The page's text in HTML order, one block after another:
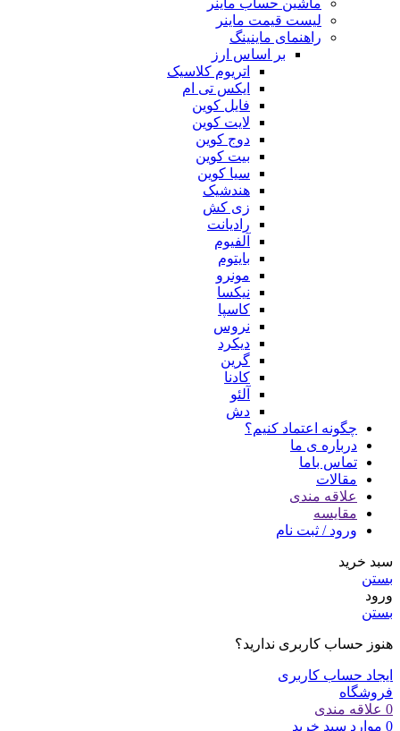
ماشین حساب ماینر
لیست قیمت ماینر
راهنمای ماینینگ
بر اساس ارز
اتریوم کلاسیک
ایکس تی ام
فایل کوین
لایت کوین
دوج کوین
بیت کوین
سیا کوین
هندشیک
زی کش
رادیانت
آلفیوم
بایتوم
مونرو
نیکسا
کاسپا
نروس
دیکرد
گرین
کادنا
آلئو
دش
چگونه اعتماد کنیم؟
درباره ی ما
تماس باما
مقالات
علاقه مندی
مقایسه
ورود / ثبت نام
سبد خرید
بستن
ورود
بستن
هنوز حساب کاربری ندارید؟
ایجاد حساب کاربری
فروشگاه
0 علاقه مندی
0 موارد سبد خرید